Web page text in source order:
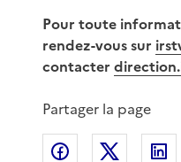
Pour toute
rendez-vous sur
contacter
Partager la page
Partager sur